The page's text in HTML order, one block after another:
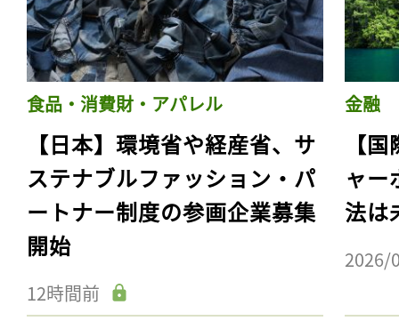
食品・消費財・アパレル
【日本】環境省や経産省、サ
ステナブルファッション・パ
ートナー制度の参画企業募集
開始
12時間前
金融
【
ャー
法は
2026/